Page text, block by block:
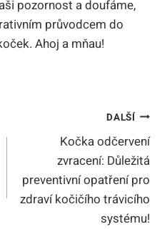
pozornost a doufáme,
průvodcem do
Ahoj a mňau!
DALŠÍ
Kočka odčervení
zvracení: Důležitá
preventivní opatření pro
zdraví kočičího trávicího
systému!